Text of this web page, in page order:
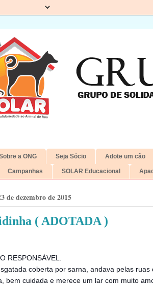
a ONG Seja Sócio Adote um cão
Campanhas SOLAR Educacional
de dezembro de 2015
( ADOTADA )
RESPONSÁVEL.
coberta por sarna, andava pelas
bem cuidada e merece um lar com muito